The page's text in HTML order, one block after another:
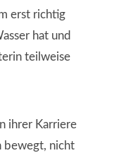
erst richtig
hat und
teilweise
ihrer Karriere
bewegt, nicht